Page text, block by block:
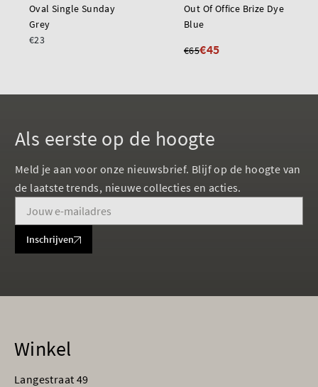
Oval Single Sunday
Grey
€23
Out Of Office Brize Dye
Blue
€65€45
Als eerste op de hoogte
Meld je aan voor onze nieuwsbrief. Blijf op de hoogte van
de laatste trends, nieuwe collecties en acties.
Inschrijven
Winkel
Langestraat 49